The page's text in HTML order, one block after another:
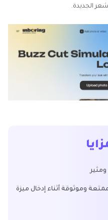
الجديدة.
وموثوقة أثناء إدخال ميزة